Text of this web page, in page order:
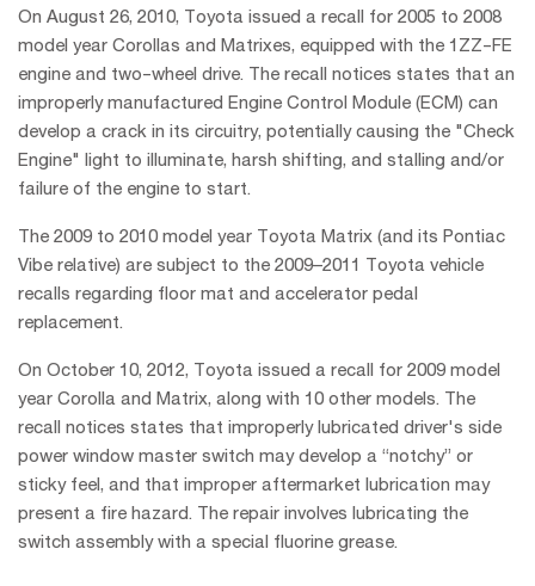
On August 26, 2010, Toyota issued a recall for 2005 to 2008
model year Corollas and Matrixes, equipped with the 1ZZ-FE
engine and two-wheel drive. The recall notices states that an
improperly manufactured Engine Control Module (ECM) can
develop a crack in its circuitry, potentially causing the "Check
Engine" light to illuminate, harsh shifting, and stalling and/or
failure of the engine to start.
The 2009 to 2010 model year Toyota Matrix (and its Pontiac
Vibe relative) are subject to the 2009–2011 Toyota vehicle
recalls regarding floor mat and accelerator pedal
replacement.
On October 10, 2012, Toyota issued a recall for 2009 model
year Corolla and Matrix, along with 10 other models. The
recall notices states that improperly lubricated driver's side
power window master switch may develop a “notchy” or
sticky feel, and that improper aftermarket lubrication may
present a fire hazard. The repair involves lubricating the
switch assembly with a special fluorine grease.